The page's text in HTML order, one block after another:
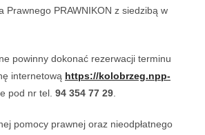
Prawnego PRAWNIKON z siedzibą w
powinny dokonać rezerwacji terminu
internetową https://kolobrzeg.npp-
pod nr tel. 94 354 77 29
pomocy prawnej oraz nieodpłatnego